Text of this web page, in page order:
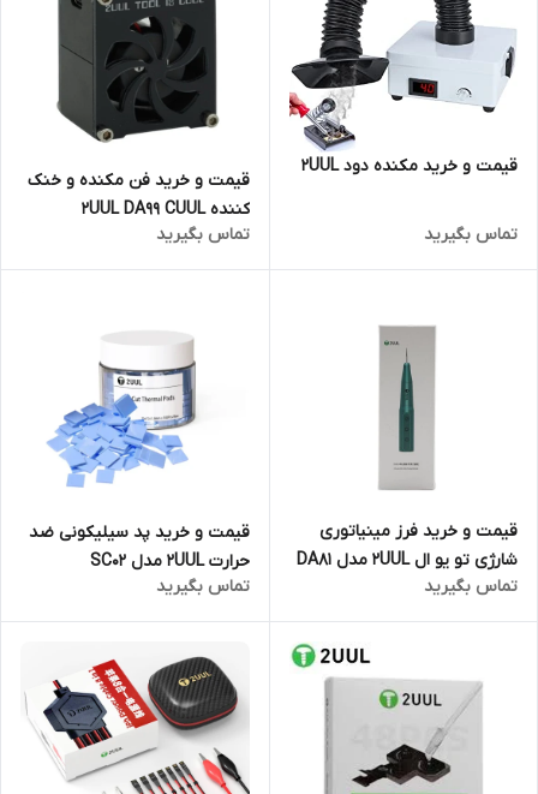
قیمت و خرید مکنده دود 2UUL
تماس بگیرید
قیمت و خرید فن مکنده و خنک
کننده 2UUL DA99 CUUL
تماس بگیرید
قیمت و خرید فرز مینیاتوری
شارژی تو یو ال 2UUL مدل DA81
تماس بگیرید
قیمت و خرید پد سیلیکونی ضد
حرارت 2UUL مدل SC02
تماس بگیرید